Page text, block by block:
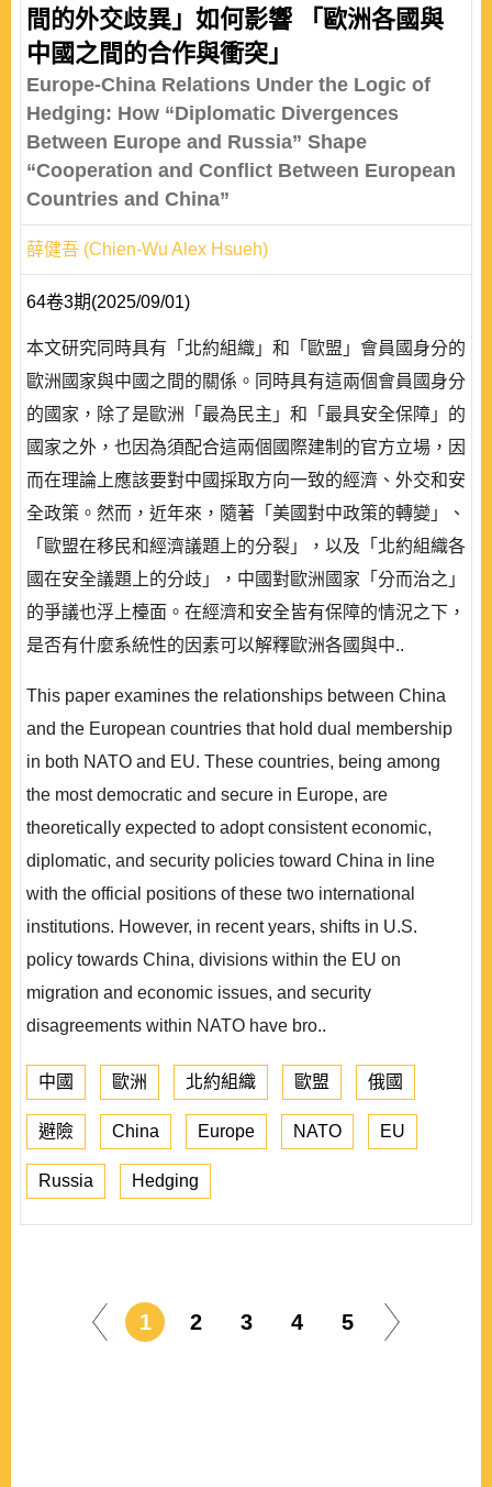
間的外交歧異」如何影響 「歐洲各國與
中國之間的合作與衝突」
Europe-China Relations Under the Logic of
Hedging: How “Diplomatic Divergences
Between Europe and Russia” Shape
“Cooperation and Conflict Between European
Countries and China”
薛健吾 (Chien-Wu Alex Hsueh)
64卷3期(2025/09/01)
本文研究同時具有「北約組織」和「歐盟」會員國身分的
歐洲國家與中國之間的關係。同時具有這兩個會員國身分
的國家，除了是歐洲「最為民主」和「最具安全保障」的
國家之外，也因為須配合這兩個國際建制的官方立場，因
而在理論上應該要對中國採取方向一致的經濟、外交和安
全政策。然而，近年來，隨著「美國對中政策的轉變」、
「歐盟在移民和經濟議題上的分裂」，以及「北約組織各
國在安全議題上的分歧」，中國對歐洲國家「分而治之」
的爭議也浮上檯面。在經濟和安全皆有保障的情況之下，
是否有什麼系統性的因素可以解釋歐洲各國與中..
This paper examines the relationships between China
and the European countries that hold dual membership
in both NATO and EU. These countries, being among
the most democratic and secure in Europe, are
theoretically expected to adopt consistent economic,
diplomatic, and security policies toward China in line
with the official positions of these two international
institutions. However, in recent years, shifts in U.S.
policy towards China, divisions within the EU on
migration and economic issues, and security
disagreements within NATO have bro..
中國 歐洲 北約組織 歐盟 俄國
避險 China Europe NATO EU
Russia Hedging
1 2 3 4 5